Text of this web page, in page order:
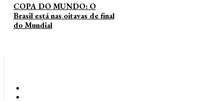
COPA DO MUNDO: O
Brasil está nas oitavas de final
do Mundial